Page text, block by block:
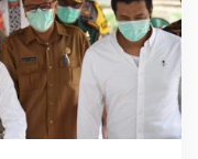
e
n
S
a
r
a